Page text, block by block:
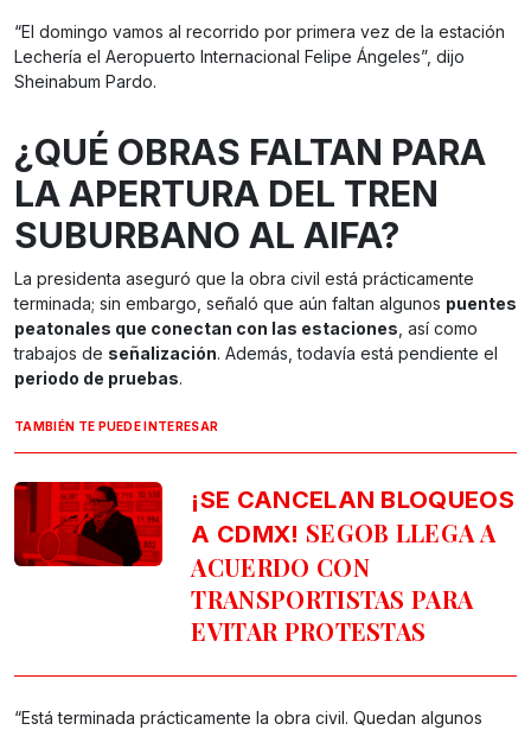
“El domingo vamos al recorrido por primera vez de la estación
Lechería el Aeropuerto Internacional Felipe Ángeles”, dijo
Sheinabum Pardo.
¿QUÉ OBRAS FALTAN PARA
LA APERTURA DEL TREN
SUBURBANO AL AIFA?
La presidenta aseguró que la obra civil está prácticamente
terminada; sin embargo, señaló que aún faltan algunos puentes
peatonales que conectan con las estaciones, así como
trabajos de señalización. Además, todavía está pendiente el
periodo de pruebas.
TAMBIÉN TE PUEDE INTERESAR
¡SE CANCELAN BLOQUEOS
A CDMX! SEGOB LLEGA A
ACUERDO CON
TRANSPORTISTAS PARA
EVITAR PROTESTAS
“Está terminada prácticamente la obra civil. Quedan algunos